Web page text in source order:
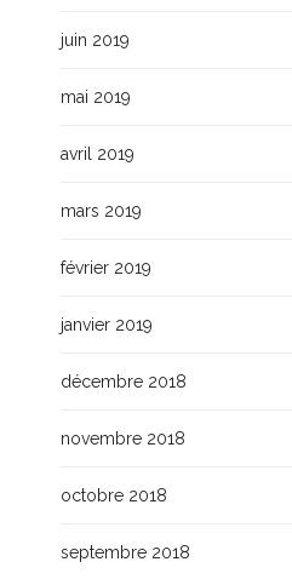
juin 2019
mai 2019
avril 2019
mars 2019
février 2019
janvier 2019
décembre 2018
novembre 2018
octobre 2018
septembre 2018